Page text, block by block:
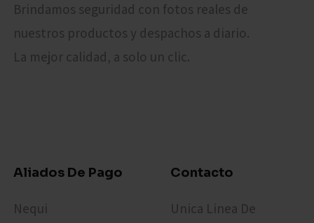
Brindamos seguridad con fotos reales de
nuestros productos y despachos a diario.
La mejor calidad, a solo un clic.
Aliados De Pago
Nequi
Contacto
Unica Linea De